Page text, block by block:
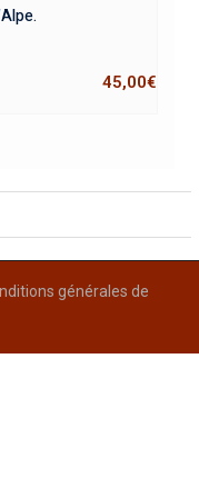
45,00€
générales de